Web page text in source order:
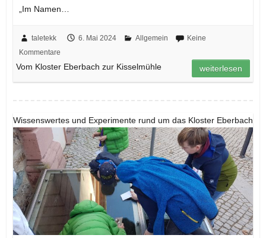
„Im Namen…
taletekk 6. Mai 2024 Allgemein
Keine
Kommentare
Vom Kloster Eberbach zur Kisselmühle weiterlesen
Wissenswertes und Experimente rund um das Kloster Eberbach